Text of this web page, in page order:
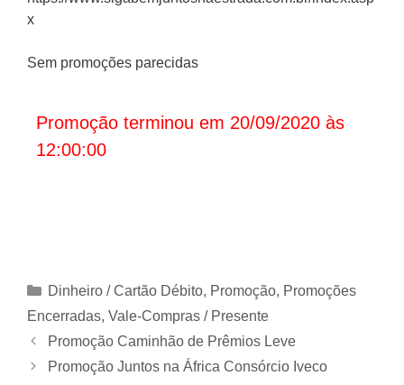
x
Sem promoções parecidas
Promoção terminou em 20/09/2020 às
12:00:00
Categorias
Dinheiro / Cartão Débito, Promoção, Promoções
Encerradas, Vale-Compras / Presente
Promoção Caminhão de Prêmios Leve
Promoção Juntos na África Consórcio Iveco